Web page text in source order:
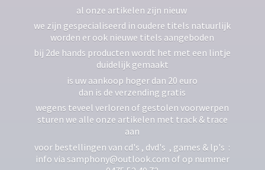
al onze artikelen zijn nieuw
we zijn gespecialiseerd in oudere titels natuurlijk
worden er ook nieuwe titels aangeboden
bij 2de hands producten wordt het met een lintje
duidelijk gemaakt
is uw aankoop hoger dan 20 euro
dan is de verzending gratis
wegens teveel verloren of gestolen voorwerpen
sturen we alle onze artikelen met track & trace
aan
voor bestellingen van cd's , dvd's , games & lp's :
info via samphony@outlook.com of op nummer